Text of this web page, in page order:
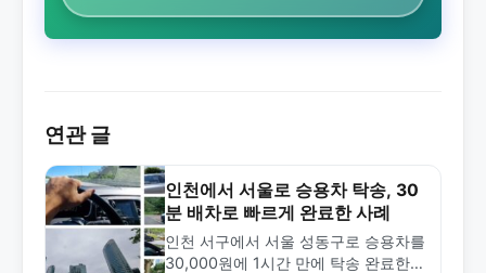
연관 글
인천에서 서울로 승용차 탁송, 30
분 배차로 빠르게 완료한 사례
인천 서구에서 서울 성동구로 승용차를
30,000원에 1시간 만에 탁송 완료한